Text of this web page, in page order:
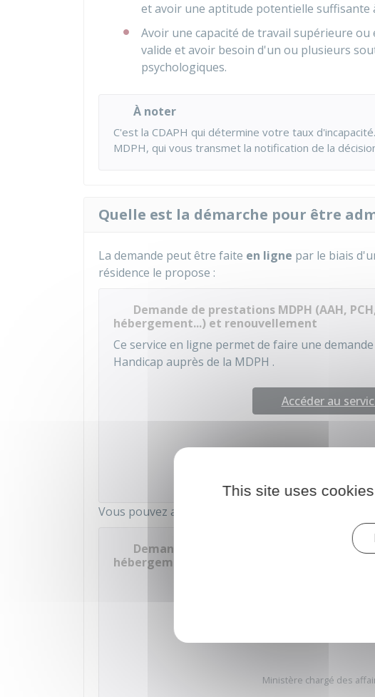
et avoir une aptitude potentielle suffisante
Avoir une capacité de travail supérieure
valide et avoir besoin d'un ou plusieurs
psychologiques.
À noter
C'est la CDAPH qui détermine votre taux
MDPH, qui vous transmet la notification de la
Quelle est la démarche pour être
La demande peut être faite en ligne par le biais
résidence le propose :
Demande de prestations MDPH (AAH,
hébergement...) et renouvellement
Ce service en ligne permet de faire une
Handicap auprès de la MDPH .
Accéder au
Vous pouvez aussi faire votre demande
Demande ou renouvellement de
hébergement ...)
Ministère chargé des
This site uses